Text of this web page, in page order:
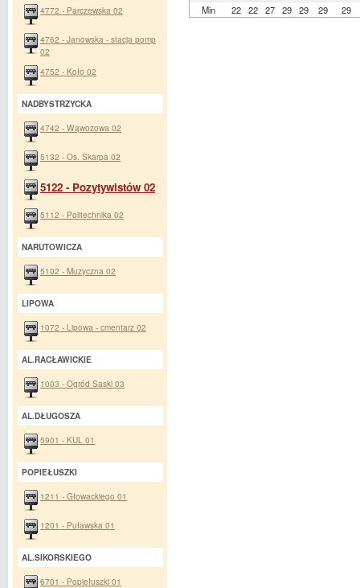
Min
22 22 27 29 29 29 29
4772 - Parczewska 02
4762 - Janowska - stacja pomp
02
4752 - Koło 02
NADBYSTRZYCKA
4742 - Wąwozowa 02
5132 - Os. Skarpa 02
5122 - Pozytywistów 02
5112 - Politechnika 02
NARUTOWICZA
5102 - Muzyczna 02
LIPOWA
1072 - Lipowa - cmentarz 02
AL.RACŁAWICKIE
1003 - Ogród Saski 03
AL.DŁUGOSZA
5901 - KUL 01
POPIEŁUSZKI
1211 - Głowackiego 01
1201 - Puławska 01
AL.SIKORSKIEGO
6701 - Popiełuszki 01